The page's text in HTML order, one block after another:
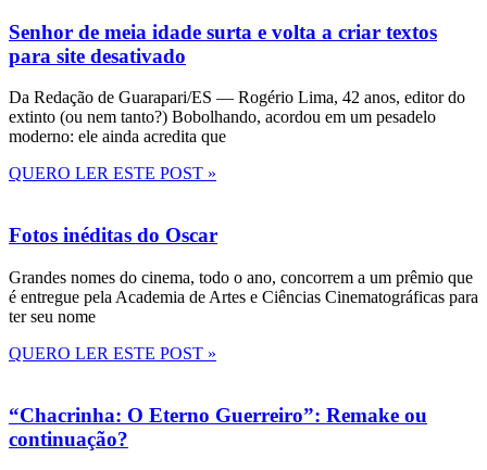
Senhor de meia idade surta e volta a criar textos
para site desativado
Da Redação de Guarapari/ES — Rogério Lima, 42 anos, editor do
extinto (ou nem tanto?) Bobolhando, acordou em um pesadelo
moderno: ele ainda acredita que
QUERO LER ESTE POST »
Fotos inéditas do Oscar
Grandes nomes do cinema, todo o ano, concorrem a um prêmio que
é entregue pela Academia de Artes e Ciências Cinematográficas para
ter seu nome
QUERO LER ESTE POST »
“Chacrinha: O Eterno Guerreiro”: Remake ou
continuação?